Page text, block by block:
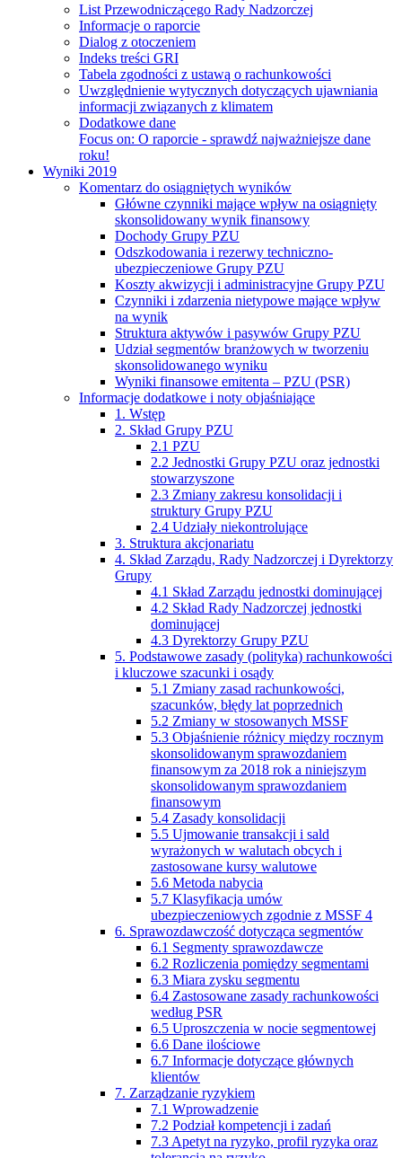
List Przewodniczącego Rady Nadzorczej
Informacje o raporcie
Dialog z otoczeniem
Indeks treści GRI
Tabela zgodności z ustawą o rachunkowości
Uwzględnienie wytycznych dotyczących ujawniania
informacji związanych z klimatem
Dodatkowe dane
Focus on: O raporcie - sprawdź najważniejsze dane
roku!
Wyniki 2019
Komentarz do osiągniętych wyników
Główne czynniki mające wpływ na osiągnięty
skonsolidowany wynik finansowy
Dochody Grupy PZU
Odszkodowania i rezerwy techniczno-
ubezpieczeniowe Grupy PZU
Koszty akwizycji i administracyjne Grupy PZU
Czynniki i zdarzenia nietypowe mające wpływ
na wynik
Struktura aktywów i pasywów Grupy PZU
Udział segmentów branżowych w tworzeniu
skonsolidowanego wyniku
Wyniki finansowe emitenta – PZU (PSR)
Informacje dodatkowe i noty objaśniające
1. Wstęp
2. Skład Grupy PZU
2.1 PZU
2.2 Jednostki Grupy PZU oraz jednostki
stowarzyszone
2.3 Zmiany zakresu konsolidacji i
struktury Grupy PZU
2.4 Udziały niekontrolujące
3. Struktura akcjonariatu
4. Skład Zarządu, Rady Nadzorczej i Dyrektorzy
Grupy
4.1 Skład Zarządu jednostki dominującej
4.2 Skład Rady Nadzorczej jednostki
dominującej
4.3 Dyrektorzy Grupy PZU
5. Podstawowe zasady (polityka) rachunkowości
i kluczowe szacunki i osądy
5.1 Zmiany zasad rachunkowości,
szacunków, błędy lat poprzednich
5.2 Zmiany w stosowanych MSSF
5.3 Objaśnienie różnicy między rocznym
skonsolidowanym sprawozdaniem
finansowym za 2018 rok a niniejszym
skonsolidowanym sprawozdaniem
finansowym
5.4 Zasady konsolidacji
5.5 Ujmowanie transakcji i sald
wyrażonych w walutach obcych i
zastosowane kursy walutowe
5.6 Metoda nabycia
5.7 Klasyfikacja umów
ubezpieczeniowych zgodnie z MSSF 4
6. Sprawozdawczość dotycząca segmentów
6.1 Segmenty sprawozdawcze
6.2 Rozliczenia pomiędzy segmentami
6.3 Miara zysku segmentu
6.4 Zastosowane zasady rachunkowości
według PSR
6.5 Uproszczenia w nocie segmentowej
6.6 Dane ilościowe
6.7 Informacje dotyczące głównych
klientów
7. Zarządzanie ryzykiem
7.1 Wprowadzenie
7.2 Podział kompetencji i zadań
7.3 Apetyt na ryzyko, profil ryzyka oraz